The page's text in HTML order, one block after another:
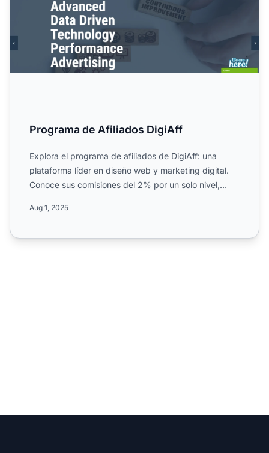
Programa de Afiliados DigiAff
Explora el programa de afiliados de DigiAff: una
plataforma líder en diseño web y marketing digital.
Conoce sus comisiones del 2% por un solo nivel,
Aug 1, 2025